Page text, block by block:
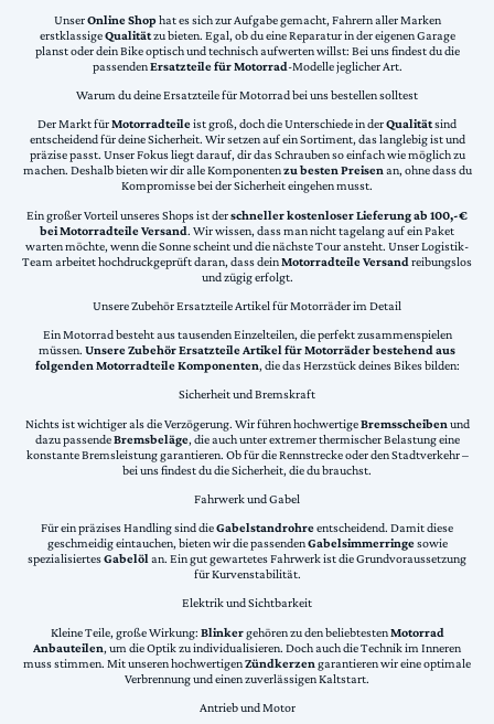
UnserOnline Shophat es sich zur Aufgabe gemacht, Fahrern aller Marken
erstklassigeQualitätzu bieten. Egal, ob du eine Reparatur in der eigenen Garage
planst oder dein Bike optisch und technisch aufwerten willst: Bei uns findest du die
passendenErsatzteile für Motorrad-Modelle jeglicher Art.
Warum du deine Ersatzteile für Motorrad bei uns bestellen solltest
Der Markt fürMotorradteileist groß, doch die Unterschiede in derQualitätsind
entscheidend für deine Sicherheit. Wir setzen auf ein Sortiment, das langlebig ist und
präzise passt. Unser Fokus liegt darauf, dir das Schrauben so einfach wie möglich zu
machen. Deshalb bieten wir dir alle Komponentenzu besten Preisenan, ohne dass du
Kompromisse bei der Sicherheit eingehen musst.
Ein großer Vorteil unseres Shops ist derschneller kostenloser Lieferung ab 100,-€
bei Motorradteile Versand. Wir wissen, dass man nicht tagelang auf ein Paket
warten möchte, wenn die Sonne scheint und die nächste Tour ansteht. Unser Logistik-
Team arbeitet hochdruckgeprüft daran, dass deinMotorradteile Versand reibungslos
und zügig erfolgt.
Unsere Zubehör Ersatzteile Artikel für Motorräder im Detail
Ein Motorrad besteht aus tausenden Einzelteilen, die perfekt zusammenspielen
müssen. Unsere Zubehör Ersatzteile Artikel für Motorräder bestehend aus
folgenden Motorradteile Komponenten, die das Herzstück deines Bikes bilden:
Sicherheit und Bremskraft
Nichts ist wichtiger als die Verzögerung. Wir führen hochwertigeBremsscheiben und
dazu passendeBremsbeläge, die auch unter extremer thermischer Belastung eine
konstante Bremsleistung garantieren. Ob für die Rennstrecke oder den Stadtverkehr –
bei uns findest du die Sicherheit, die du brauchst.
Fahrwerk und Gabel
Für ein präzises Handling sind dieGabelstandrohreentscheidend. Damit diese
geschmeidig eintauchen, bieten wir die passendenGabelsimmerringesowie
spezialisiertesGabelölan. Ein gut gewartetes Fahrwerk ist die Grundvoraussetzung
für Kurvenstabilität.
Elektrik und Sichtbarkeit
Kleine Teile, große Wirkung: Blinkergehören zu den beliebtestenMotorrad
Anbauteilen, um die Optik zu individualisieren. Doch auch die Technik im Inneren
muss stimmen. Mit unseren hochwertigenZündkerzen garantieren wir eine optimale
Verbrennung und einen zuverlässigen Kaltstart.
Antrieb und Motor